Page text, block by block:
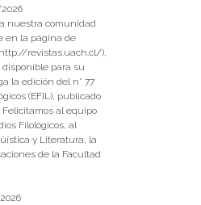
nuestra comunidad
en la página de
revistas.uach.cl/),
para su
la edición del n° 77
(EFIL), publicado
al equipo
Filológicos, al
y Literatura, la
de la Facultad